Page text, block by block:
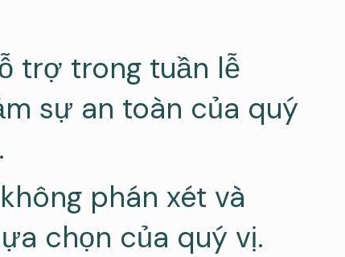
trợ trong tuần lễ
sự an toàn của quý
phán xét và
chọn của quý vị.